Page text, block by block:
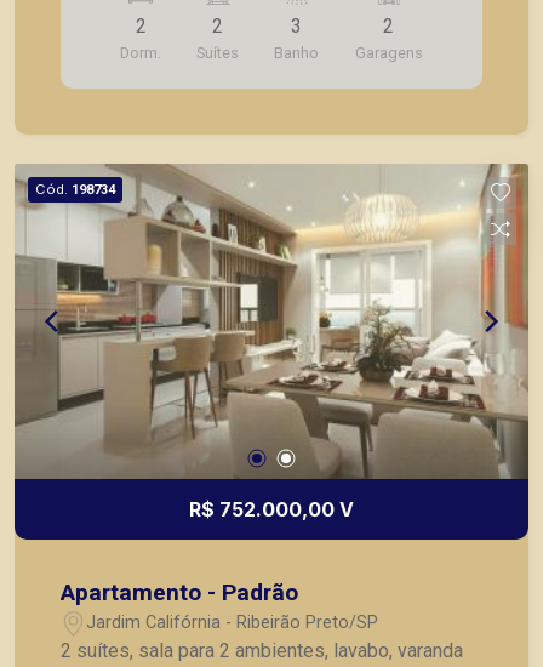
2
Dorm.
2
Suítes
3
Banho
2
Garagens
Cód. 198734
R$ 752.000,00 V
Apartamento - Padrão
Jardim Califórnia - Ribeirão Preto/SP
2 suítes, sala para 2 ambientes, lavabo, varanda